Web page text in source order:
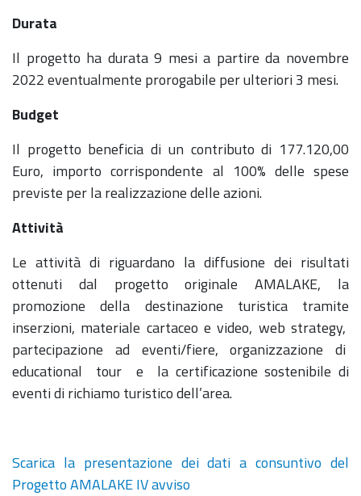
Durata
Il progetto ha durata 9 mesi a partire da novembre
2022 eventualmente prorogabile per ulteriori 3 mesi.
Budget
Il progetto beneficia di un contributo di 177.120,00
Euro, importo corrispondente al 100% delle spese
previste per la realizzazione delle azioni.
Attività
Le attività di riguardano la diffusione dei risultati
ottenuti dal progetto originale AMALAKE, la
promozione della destinazione turistica tramite
inserzioni, materiale cartaceo e video, web strategy,
partecipazione ad eventi/fiere, organizzazione di
educational tour e la certificazione sostenibile di
eventi di richiamo turistico dell’area.
Scarica la presentazione dei dati a consuntivo del
Progetto AMALAKE IV avviso